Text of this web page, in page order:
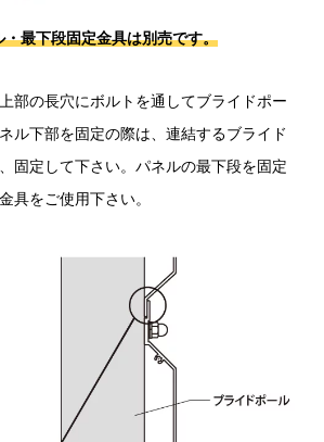
最下段固定金具は別売です。
部の長穴にボルトを通してブライドポー
ル下部を固定の際は、連結するブライド
固定して下さい。パネルの最下段を固定
具をご使用下さい。